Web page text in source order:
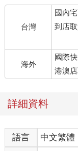
台灣
國內
到店取
海外
國際
港澳店
詳細資料
語言 中文繁體